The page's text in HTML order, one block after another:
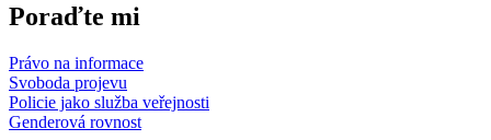
Poraďte mi
Právo na informace
Svoboda projevu
Policie jako služba veřejnosti
Genderová rovnost